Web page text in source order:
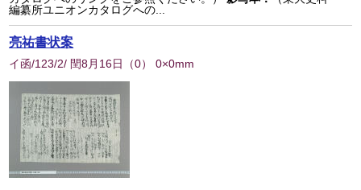
編纂所ユニオンカタログへの...
亮祐書状案
イ函/123/2/ 閏8月16日 （0） 0×0mm